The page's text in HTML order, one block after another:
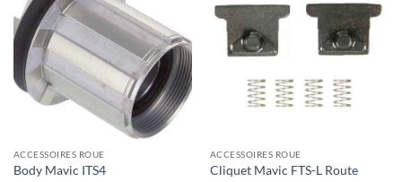
ACCESSOIRES ROUE
Body Mavic ITS4
ACCESSOIRES ROUE
Cliquet Mavic FTS-L Route